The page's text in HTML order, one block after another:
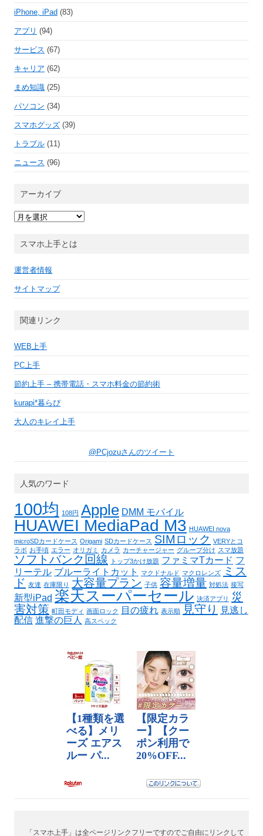
iPhone, iPad (83)
アプリ (94)
サービス (67)
キャリア (62)
まめ知識 (25)
パソコン (34)
スマホグッズ (39)
トラブル (11)
ニュース (96)
アーカイブ
ア
ー
ブスマホ上手とは
運営者情報
サイトマップ
関連リンク
WEB上手
PC上手
節約上手 – 携帯電話・スマホ料金の節約術
kurapi*暮らぴ
大人のキレイ上手
@PCjozuさんのツイート
人気のワード
100均 108円 Apple DMM モバイル
HUAWEI MediaPad M3 HUAWEI nova
microSDカードケース Origami SDカードケース SIMロック VERYとコ
ラボ お手頃 エラー オリガミ カメラ カーチャージャー グループ分け スマ放題
ソフトバンク回線 トップ3かけ放題 ファミマTカード フ
リーテル ブルーライトカット マクドナルド マクロレンズ
ミス
ド 友達 在庫限り 大容量プラン 子供 容量増量 対処法 接写
新型iPad 楽天スーパーセール 決済アプリ
災
害対策 町田モディ 画面ロック 目の疲れ 表示順 見守り
見逃し
配信 進撃の巨人 高スペック
「スマホ上手」は全ページリンクフリーですのでご自由にリンクして